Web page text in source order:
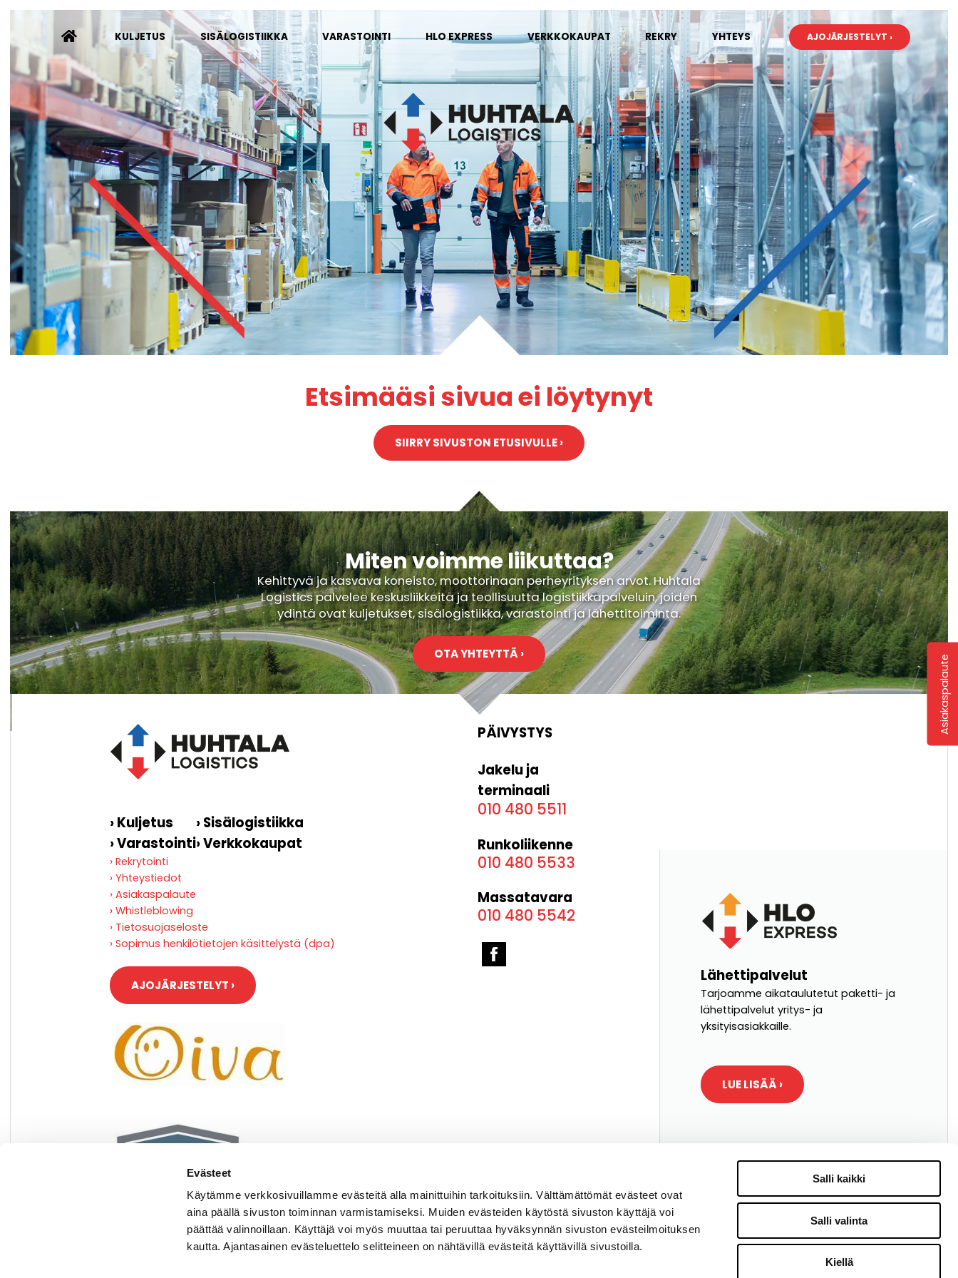
Evästeet
Käytämme verkkosivuillamme evästeitä alla mainittuihin tarkoituksiin. Välttämättömät evästeet ovat
aina päällä sivuston toiminnan varmistamiseksi. Muiden evästeiden käytöstä sivuston käyttäjä voi
päättää valinnoillaan. Käyttäjä voi myös muuttaa tai peruuttaa hyväksynnän sivuston evästeilmoituksen
kautta. Ajantasainen evästeluettelo selitteineen on nähtävillä evästeitä käyttävillä sivustoilla.
Salli kaikki
Salli valinta
Kiellä
Asiakaspalaute
KULJETUS SISÄLOGISTIIKKA VARASTOINTI HLO EXPRESS VERKKOKAUPAT REKRY YHTEYS AJOJÄRJESTELYT ›
Etsimääsi sivua ei löytynyt
SIIRRY SIVUSTON ETUSIVULLE ›
Miten voimme liikuttaa?
Kehittyvä ja kasvava koneisto, moottorinaan perheyrityksen arvot. Huhtala
Logistics palvelee keskusliikkeitä ja teollisuutta logistiikkapalveluin, joiden
ydintä ovat kuljetukset, sisälogistiikka, varastointi ja lähettitoiminta.
OTA YHTEYTTÄ ›
› Kuljetus
› Varastointi
› Sisälogistiikka
› Verkkokaupat
› Rekrytointi
› Yhteystiedot
› Asiakaspalaute
› Whistleblowing
› Tietosuojaseloste
› Sopimus henkilötietojen käsittelystä (dpa)
AJOJÄRJESTELYT ›
PÄIVYSTYS
Jakelu ja
terminaali
010 480 5511
Runkoliikenne
010 480 5533
Massatavara
010 480 5542
Lähettipalvelut
Tarjoamme aikataulutetut paketti- ja
lähettipalvelut yritys- ja
yksityisasiakkaille.
LUE LISÄÄ ›